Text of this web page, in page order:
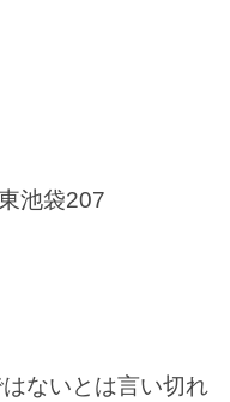
池袋207
ないとは言い切れ